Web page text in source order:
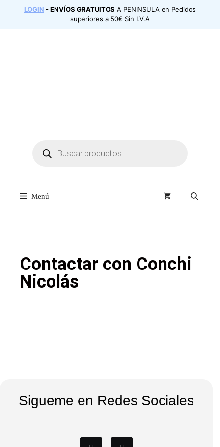
LOGIN - ENVÍOS GRATUITOS A PENINSULA en Pedidos
superiores a 50€ Sin I.V.A
Menú
Contactar con Conchi
Nicolás
Sigueme en Redes Sociales